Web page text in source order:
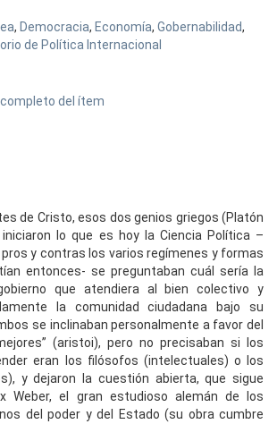
, Democracia, Economía, Gobernabilidad,
de Política Internacional
del ítem
de Cristo, esos dos genios griegos (Platón
lo que es hoy la Ciencia Política –
y contras los varios regímenes y formas
entonces- se preguntaban cuál sería la
que atendiera al bien colectivo y
la comunidad ciudadana bajo su
se inclinaban personalmente a favor del
(aristoi), pero no precisaban si los
eran los filósofos (intelectuales) o los
y dejaron la cuestión abierta, que sigue
Weber, el gran estudioso alemán de los
del poder y del Estado (su obra cumbre